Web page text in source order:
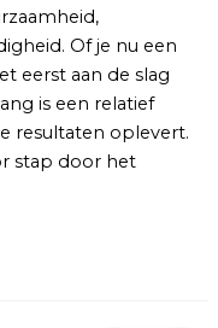
Of je nu een
eerst aan de slag
is een relatief
resultaten oplevert.
stap door het